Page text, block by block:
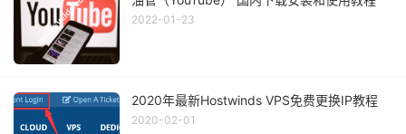
2022-01-23
2020年最新Hostwinds VPS免费更换IP教程
2020-02-01